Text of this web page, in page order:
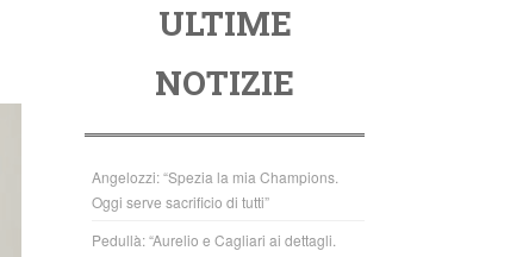
o
o
k
tt
er
at
s
A
p
p
ULTIME
NOTIZIE
Angelozzi: “Spezia la mia Champions.
Oggi serve sacrificio di tutti”
Pedullà: “Aurelio e Cagliari ai dettagli.